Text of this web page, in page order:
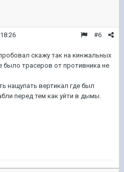
#6
скажу так на кинжальных
было трасеров от противника не
нащупать вертикал где был
перед тем как уйти в дымы.